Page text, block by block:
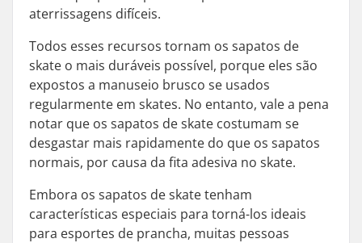
aterrissagens difíceis.
Todos esses recursos tornam os sapatos de
skate o mais duráveis possível, porque eles são
expostos a manuseio brusco se usados
regularmente em skates. No entanto, vale a pena
notar que os sapatos de skate costumam se
desgastar mais rapidamente do que os sapatos
normais, por causa da fita adesiva no skate.
Embora os sapatos de skate tenham
características especiais para torná-los ideais
para esportes de prancha, muitas pessoas